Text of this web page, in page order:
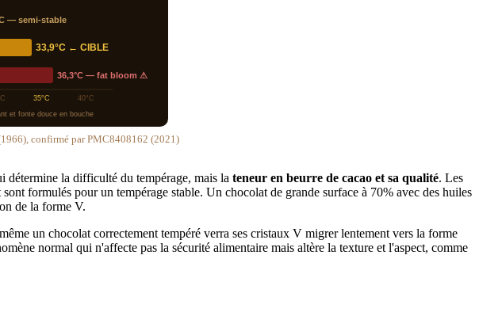
— semi-stable
33,9°C ← CIBLE
36,3°C — fat bloom ⚠
35°C
40°C
et fonte douce en bouche
confirmé par PMC8408162 (2021)
détermine la difficulté du tempérage, mais la teneur en beurre de cacao et sa qualité. Les
formulés pour un tempérage stable. Un chocolat de grande surface à 70% avec des huiles
de la forme V.
un chocolat correctement tempéré verra ses cristaux V migrer lentement vers la forme
normal qui n'affecte pas la sécurité alimentaire mais altère la texture et l'aspect, comme